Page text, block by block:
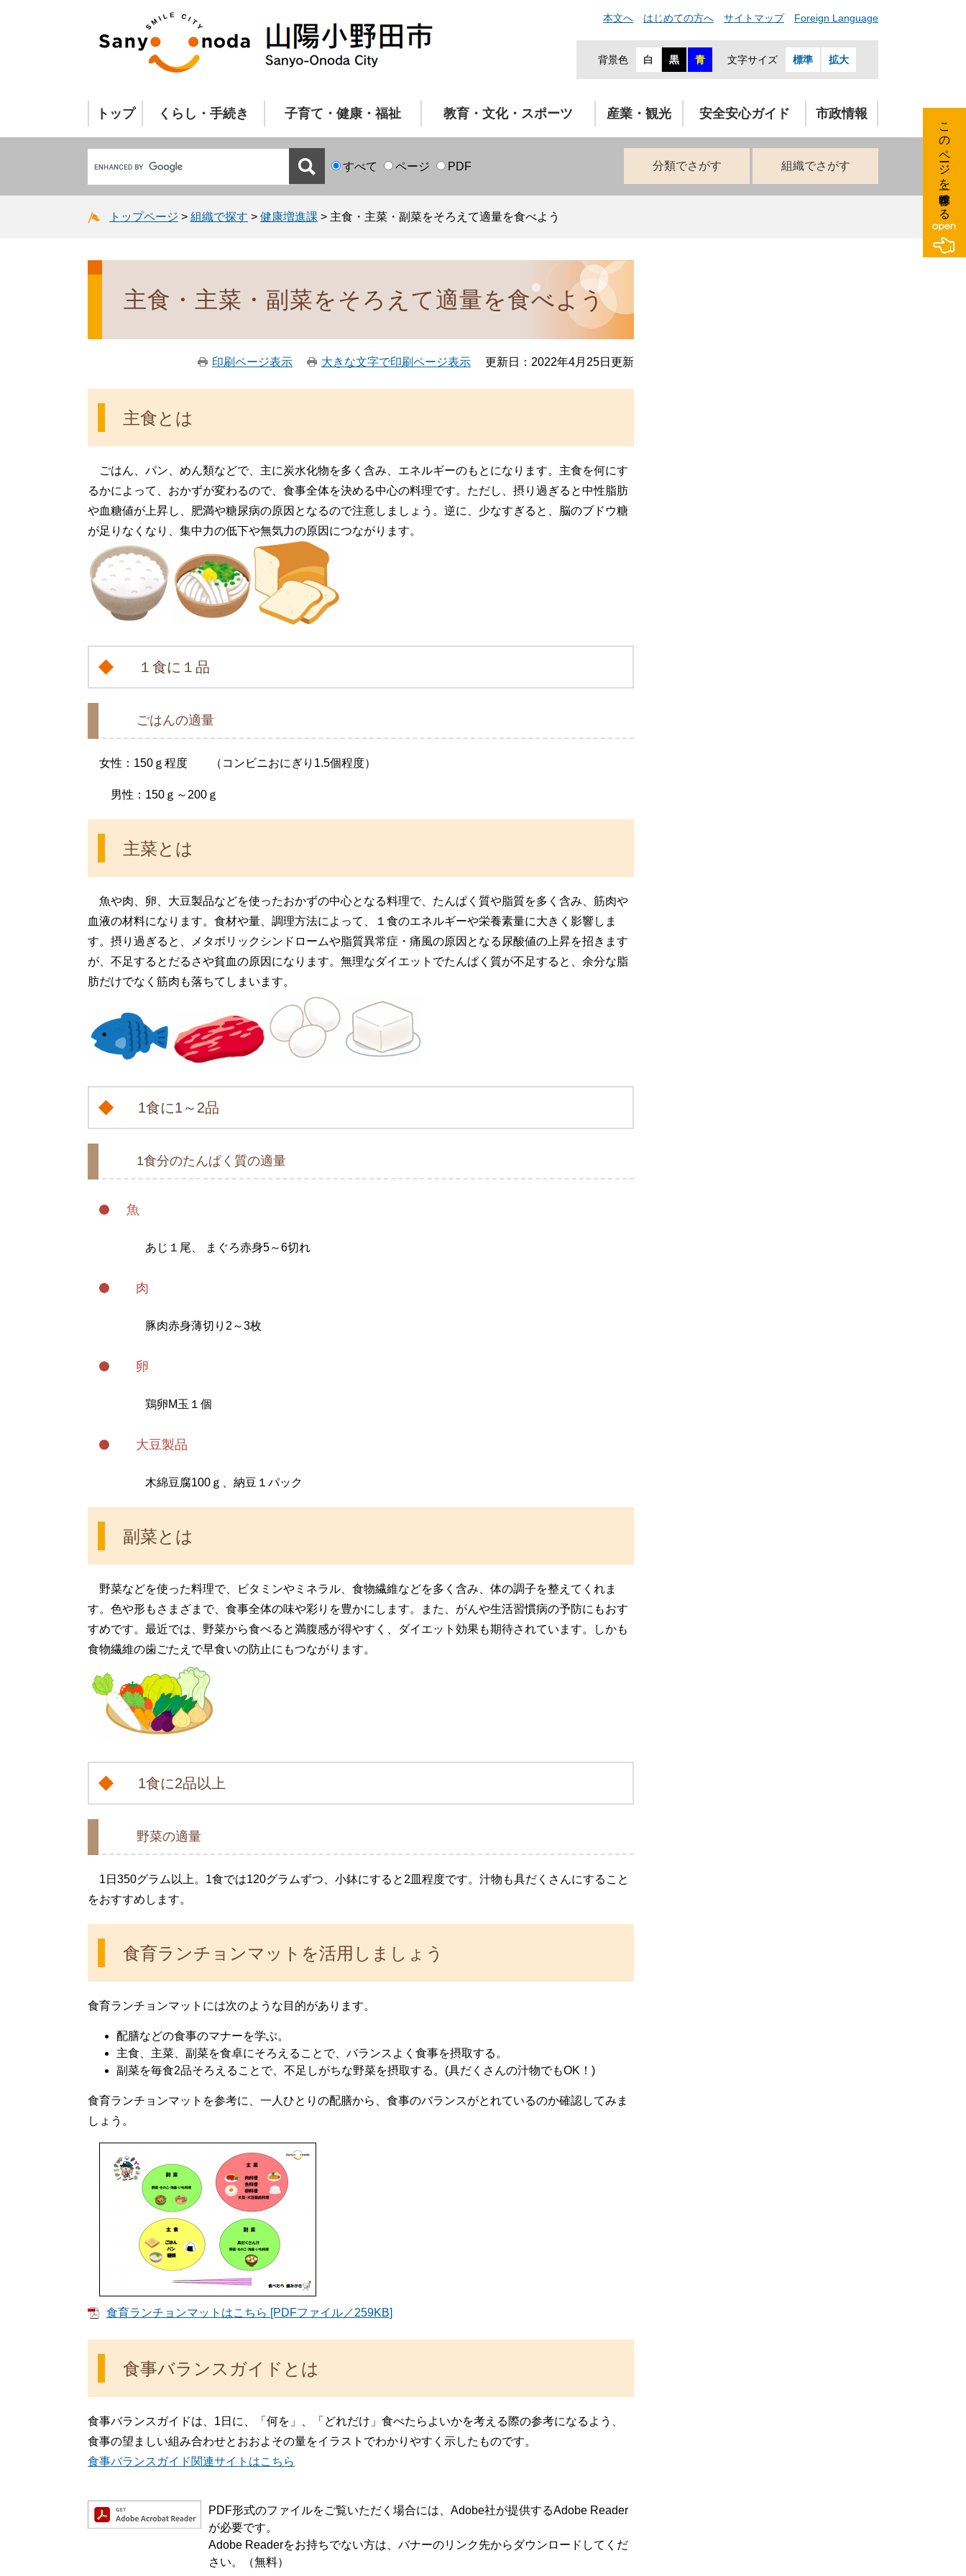
本文へ はじめての方へ サイトマップ Foreign Language
背景色 白 黒 青 文字サイズ 標準 拡大
トップ くらし・手続き 子育て・健康・福祉 教育・文化・スポーツ 産業・観光 安全安心ガイド 市政情報
すべて ページ PDF 分類でさがす 組織でさがす
トップページ > 組織で探す > 健康増進課 > 主食・主菜・副菜をそろえて適量を食べよう
主食・主菜・副菜をそろえて適量を食べよう
印刷ページ表示 大きな文字で印刷ページ表示 更新日：2022年4月25日更新
主食とは
ごはん、パン、めん類などで、主に炭水化物を多く含み、エネルギーのもとになります。主食を何にす
るかによって、おかずが変わるので、食事全体を決める中心の料理です。ただし、摂り過ぎると中性脂肪
や血糖値が上昇し、肥満や糖尿病の原因となるので注意しましょう。逆に、少なすぎると、脳のブドウ糖
が足りなくなり、集中力の低下や無気力の原因につながります。
１食に１品
ごはんの適量
女性：150ｇ程度 （コンビニおにぎり1.5個程度）
男性：150ｇ～200ｇ
主菜とは
魚や肉、卵、大豆製品などを使ったおかずの中心となる料理で、たんぱく質や脂質を多く含み、筋肉や
血液の材料になります。食材や量、調理方法によって、１食のエネルギーや栄養素量に大きく影響しま
す。摂り過ぎると、メタボリックシンドロームや脂質異常症・痛風の原因となる尿酸値の上昇を招きます
が、不足するとだるさや貧血の原因になります。無理なダイエットでたんぱく質が不足すると、余分な脂
肪だけでなく筋肉も落ちてしまいます。
1食に1～2品
1食分のたんぱく質の適量
魚
あじ１尾、 まぐろ赤身5～6切れ
肉
豚肉赤身薄切り2～3枚
卵
鶏卵M玉１個
大豆製品
木綿豆腐100ｇ、納豆１パック
副菜とは
野菜などを使った料理で、ビタミンやミネラル、食物繊維などを多く含み、体の調子を整えてくれま
す。色や形もさまざまで、食事全体の味や彩りを豊かにします。また、がんや生活習慣病の予防にもおす
すめです。最近では、野菜から食べると満腹感が得やすく、ダイエット効果も期待されています。しかも
食物繊維の歯ごたえで早食いの防止にもつながります。
1食に2品以上
野菜の適量
1日350グラム以上。1食では120グラムずつ、小鉢にすると2皿程度です。汁物も具だくさんにすること
をおすすめします。
食育ランチョンマットを活用しましょう
食育ランチョンマットには次のような目的があります。
配膳などの食事のマナーを学ぶ。
主食、主菜、副菜を食卓にそろえることで、バランスよく食事を摂取する。
副菜を毎食2品そろえることで、不足しがちな野菜を摂取する。(具だくさんの汁物でもOK！)
食育ランチョンマットを参考に、一人ひとりの配膳から、食事のバランスがとれているのか確認してみま
しょう。
食育ランチョンマットはこちら [PDFファイル／259KB]
食事バランスガイドとは
食事バランスガイドは、1日に、「何を」、「どれだけ」食べたらよいかを考える際の参考になるよう、
食事の望ましい組み合わせとおおよその量をイラストでわかりやすく示したものです。
食事バランスガイド関連サイトはこちら
PDF形式のファイルをご覧いただく場合には、Adobe社が提供するAdobe Reader
が必要です。
Adobe Readerをお持ちでない方は、バナーのリンク先からダウンロードしてくだ
さい。（無料）
このページを一時保存する